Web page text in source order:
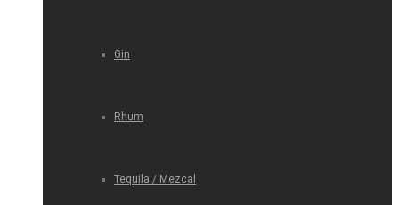
Gin
Rhum
Tequila / Mezcal